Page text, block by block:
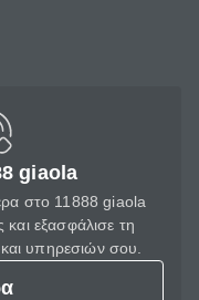
giaola
στο 11888 giaola
εξασφάλισε τη
υπηρεσιών σου.